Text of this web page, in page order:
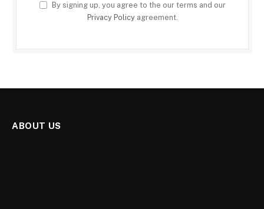
By signing up, you agree to the our terms and our
Privacy Policyagreement.
ABOUT US